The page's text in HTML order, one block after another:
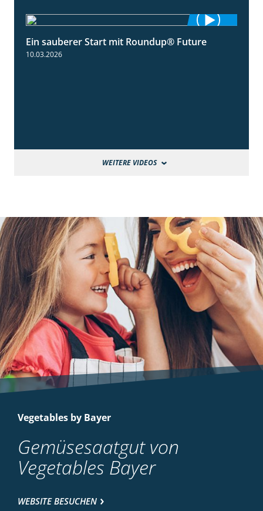
2:01
Ein sauberer Start mit Roundup® Future
10.03.2026
WEITERE VIDEOS
Vegetables by Bayer
Gemüsesaatgut von
Vegetables Bayer
WEBSITE BESUCHEN